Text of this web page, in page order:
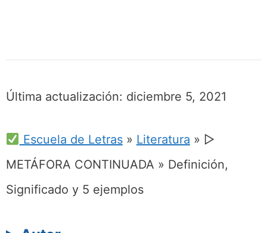
Última actualización: diciembre 5, 2021
Escuela de Letras» Literatura » ▷
METÁFORA CONTINUADA » Definición,
Significado y 5 ejemplos